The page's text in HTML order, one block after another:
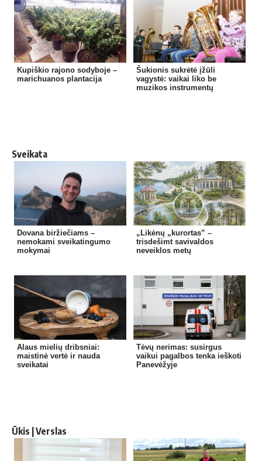
Kupiškio rajono sodyboje –
marichuanos plantacija
Šukionis sukrėtė įžūli
vagystė: vaikai liko be
muzikos instrumentų
Sveikata
Dovana biržiečiams –
nemokami sveikatingumo
mokymai
„Likėnų „kurortas” –
trisdešimt savivaldos
neveiklos metų
Alaus mielių dribsniai:
maistinė vertė ir nauda
sveikatai
Tėvų nerimas: susirgus
vaikui pagalbos tenka ieškoti
Panevėžyje
Ūkis | Verslas